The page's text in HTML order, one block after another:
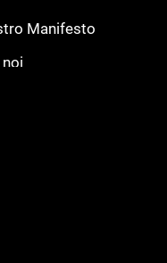
Manifesto